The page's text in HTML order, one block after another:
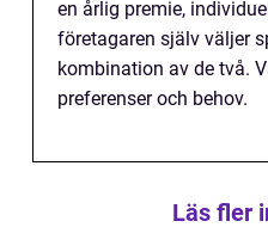
en årlig premie,
företagaren själv väljer
kombination av de två.
preferenser och behov.
Läs fler